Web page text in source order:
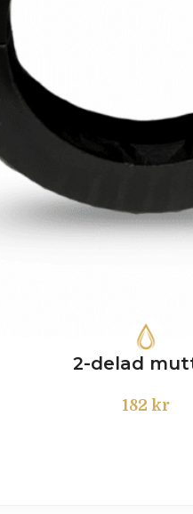
2-delad
182 kr